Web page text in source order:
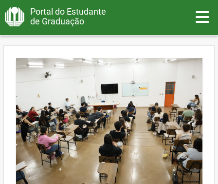
Portal do Estudante
de Graduação